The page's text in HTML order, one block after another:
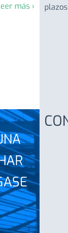
más ›